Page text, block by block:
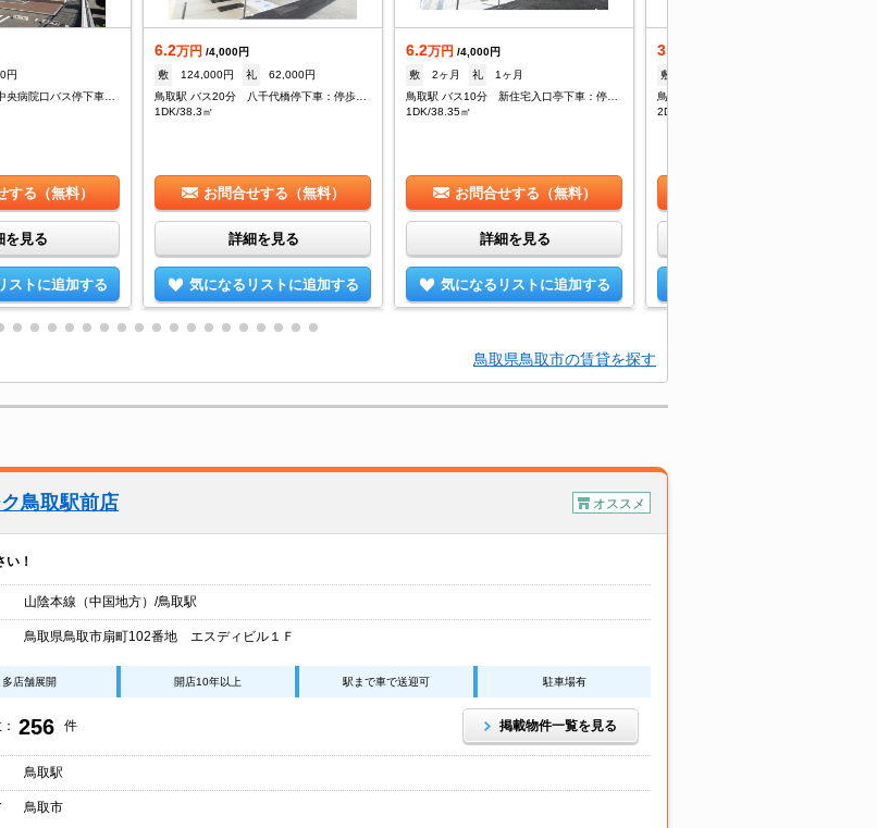
円
鳥取駅 バス20分 中央病院口バス停下車：停歩5分
する（無料）
を見る
ストに追加する
6.2万円 /4,000円
敷
124,000円 礼
62,000円
鳥取駅 バス20分 八千代橋停下車：停歩5分
1DK/38.3㎡
お問合せする（無料）
詳細を見る
気になるリストに追加する
6.2万円 /4,000円
敷
2ヶ月 礼
1ヶ月
鳥取駅 バス10分 新住宅入口亭下車：停歩2分
1DK/38.35㎡
お問合せする（無料）
詳細を見る
気になるリストに追加する
3.6
敷
2DK/35.44㎡
鳥取県鳥取市の賃貸を探す
鳥取駅前店 オススメ
！
山陰本線（中国地方）/鳥取駅
鳥取県鳥取市扇町102番地 エスディビル１Ｆ
多店舗展開 開店10年以上 駅まで車で送迎可 駐車場有
256 件 掲載物件一覧を見る
鳥取駅
鳥取市